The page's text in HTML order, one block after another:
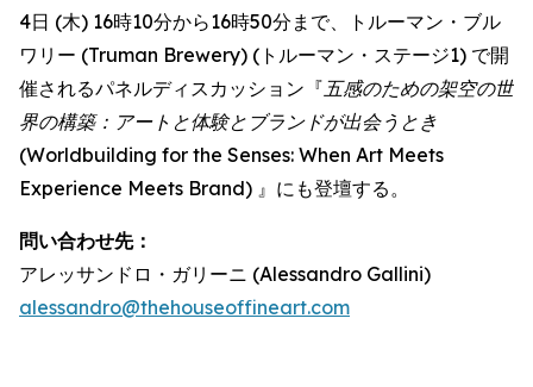
4日 (木) 16時10分から16時50分まで、トルーマン・ブル
ワリー (Truman Brewery) (トルーマン・ステージ1) で開
催されるパネルディスカッション『五感のための架空の世
界の構築：アートと体験とブランドが出会うとき
(Worldbuilding for the Senses: When Art Meets
Experience Meets Brand) 』にも登壇する。
問い合わせ先：
アレッサンドロ・ガリーニ (Alessandro Gallini)
alessandro@thehouseoffineart.com